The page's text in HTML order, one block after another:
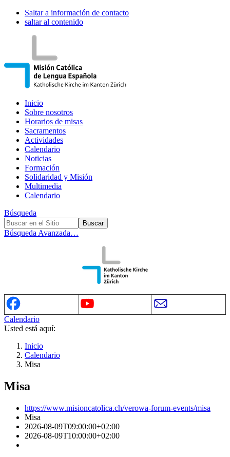
Saltar a información de contacto
saltar al contenido
Inicio
Sobre nosotros
Horarios de misas
Sacramentos
Actividades
Calendario
Noticias
Formación
Solidaridad y Misión
Multimedia
Calendario
Búsqueda
Búsqueda Avanzada…
Calendario
Usted está aquí:
Inicio
Calendario
Misa
Misa
https://www.misioncatolica.ch/verowa-forum-events/misa
Misa
2026-08-09T09:00:00+02:00
2026-08-09T10:00:00+02:00